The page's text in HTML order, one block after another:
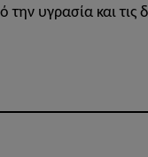
υγρασία και τις